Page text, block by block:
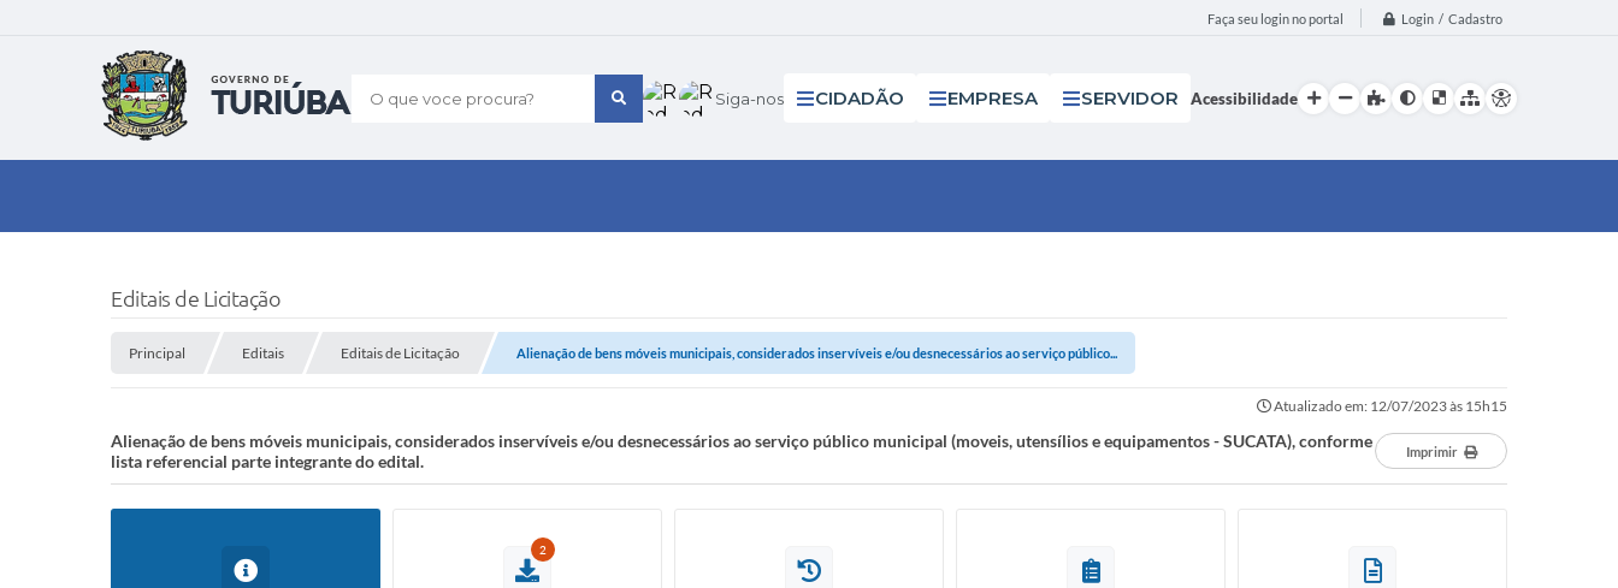
Faça seu login no portal Login / Cadastro
O que voce procura? Siga-nos CIDADÃO EMPRESA SERVIDOR Acessibilidade
Editais de Licitação
Principal Editais Editais de Licitação Alienação de bens móveis municipais, considerados inservíveis e/ou desnecessários ao serviço público...
Atualizado em: 12/07/2023 às 15h15
Alienação de bens móveis municipais, considerados inservíveis e/ou desnecessários ao serviço público municipal (moveis, utensílios e equipamentos - SUCATA), conforme
lista referencial parte integrante do edital.
Imprimir
2